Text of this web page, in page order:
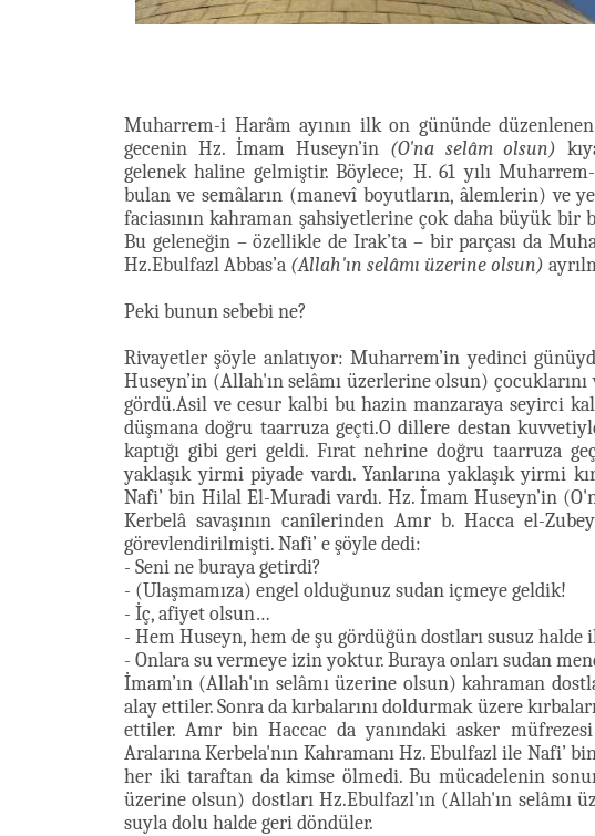
Muharrem-i Harâm ayının ilk on gününde
gecenin Hz. İmam Huseyn’in (O'na selâm olsun)
gelenek haline gelmiştir. Böylece; H. 61 yılı
bulan ve semâların (manevî boyutların, âlemlerin) ve
faciasının kahraman şahsiyetlerine çok daha büyük bir
Bu geleneğin – özellikle de Irak’ta – bir parçası da
Hz.Ebulfazl Abbas’a (Allah'ın selâmı üzerine olsun)
Peki bunun sebebi ne?
Rivayetler şöyle anlatıyor: Muharrem’in yedinci
Huseyn’in (Allah'ın selâmı üzerlerine olsun)
gördü.Asil ve cesur kalbi bu hazin manzaraya seyirci
düşmana doğru taarruza geçti.O dillere destan
kaptığı gibi geri geldi. Fırat nehrine doğru taarruza
yaklaşık yirmi piyade vardı. Yanlarına yaklaşık yirmi
Nafi’ bin Hilal El-Muradi vardı. Hz. İmam Huseyn’in
Kerbelâ savaşının canîlerinden Amr b. Hacca el-
görevlendirilmişti. Nafi’ e şöyle dedi:
- Seni ne buraya getirdi?
- (Ulaşmamıza) engel olduğunuz sudan içmeye geldik!
- İç, afiyet olsun…
- Hem Huseyn, hem de şu gördüğün dostları susuz
- Onlara su vermeye izin yoktur. Buraya onları sudan
İmam’ın (Allah'ın selâmı üzerine olsun) kahraman
alay ettiler. Sonra da kırbalarını doldurmak üzere
ettiler. Amr bin Haccac da yanındaki asker
Aralarına Kerbela'nın Kahramanı Hz. Ebulfazl ile Nafi’
her iki taraftan da kimse ölmedi. Bu mücadelenin
üzerine olsun) dostları Hz.Ebulfazl’ın (Allah'ın selâmı
suyla dolu halde geri döndüler.